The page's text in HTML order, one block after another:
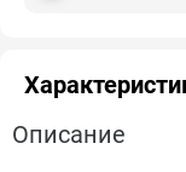
Описание